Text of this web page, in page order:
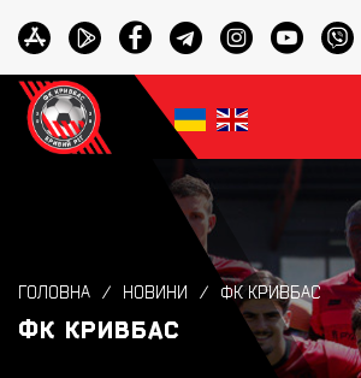
ГОЛОВНА НОВИНИ ФК КРИВБАС
ФК КРИВБАС